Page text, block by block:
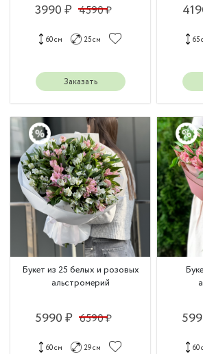
3990 ₽ 4590 ₽
60 см 25 см
Заказать
65
Букет из 25 белых и розовых
альстромерий
5990 ₽ 6590 ₽
60 см 29 см 60